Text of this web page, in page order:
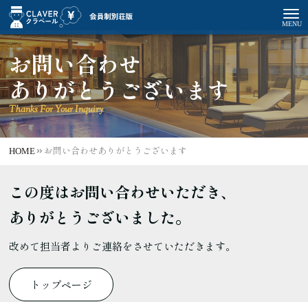
お問い合わせ
ありがとうございます
Thanks For Your Inquiry
HOME お問い合わせありがとうございます
この度はお問い合わせいただき、
ありがとうございました。
改めて担当者よりご連絡をさせていただきます。
トップページ